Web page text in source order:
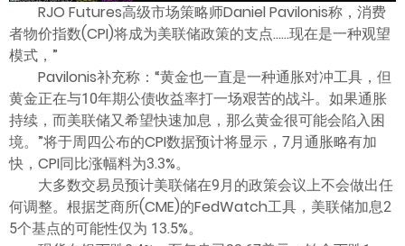
RJO Futures高级市场策略师Daniel Pavilonis称，消费
者物价指数(CPI)将成为美联储政策的支点......现在是一种观望
模式，”
Pavilonis补充称：“黄金也一直是一种通胀对冲工具，但
黄金正在与10年期公债收益率打一场艰苦的战斗。如果通胀
持续，而美联储又希望快速加息，那么黄金很可能会陷入困
境。”将于周四公布的CPI数据预计将显示，7月通胀略有加
快，CPI同比涨幅料为3.3%。
大多数交易员预计美联储在9月的政策会议上不会做出任
何调整。根据芝商所(CME)的FedWatch工具，美联储加息2
5个基点的可能性仅为 13.5%。